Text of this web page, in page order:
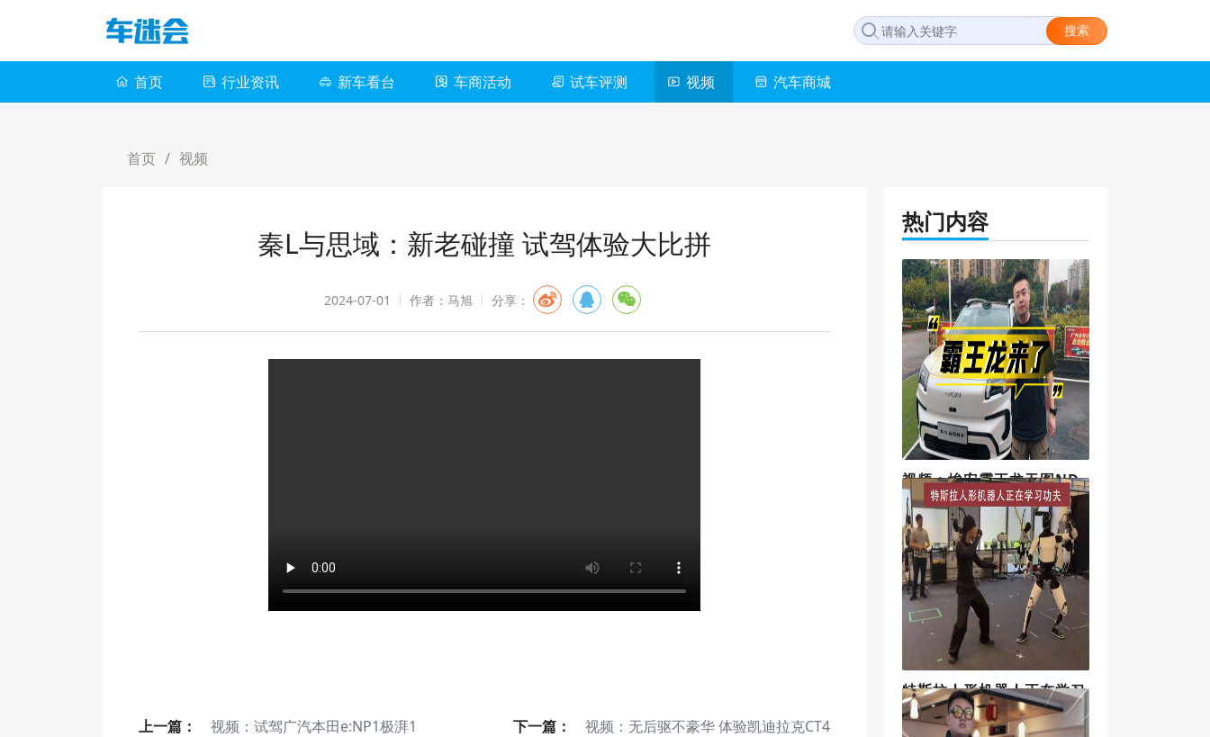
搜索
首页 行业资讯 新车看台 车商活动 试车评测 视频 汽车商城
首页 / 视频
秦L与思域：新老碰撞 试驾体验大比拼
2024-07-01 作者：马旭 分享：
上一篇： 视频：试驾广汽本田e:NP1极湃1 下一篇： 视频：无后驱不豪华 体验凯迪拉克CT4
热门内容
视频：埃安霸王龙无图ND
A智驾功能实测
埃安霸王龙搭载了无图NDA的智驾
功能，面对成都街头的复杂路况，
它能否成功应对？
特斯拉人形机器人正在学习
功夫